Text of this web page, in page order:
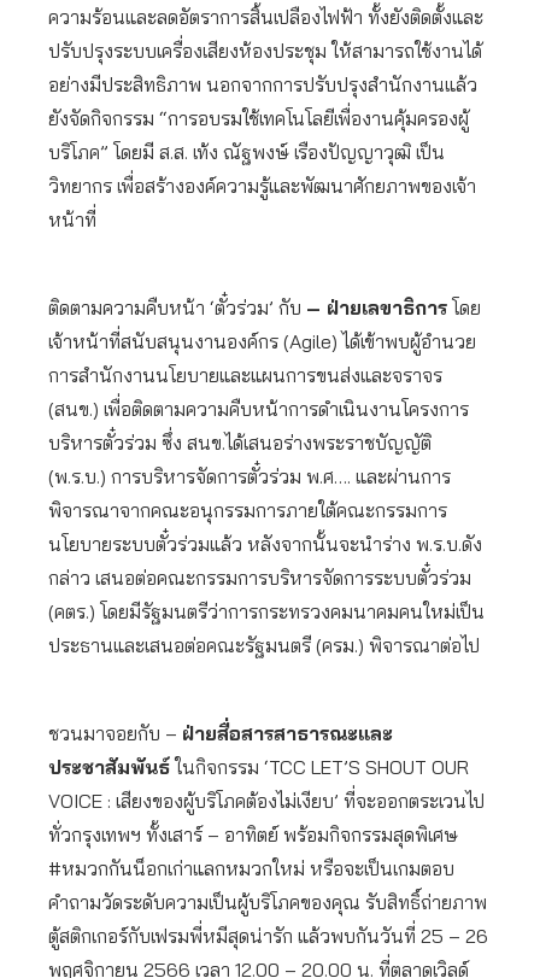
ความร้อนและลดอัตราการสิ้นเปลืองไฟฟ้า ทั้งยังติดตั้งและ
ปรับปรุงระบบเครื่องเสียงห้องประชุม ให้สามารถใช้งานได้
อย่างมีประสิทธิภาพ นอกจากการปรับปรุงสำนักงานแล้ว
ยังจัดกิจกรรม “การอบรมใช้เทคโนโลยีเพื่องานคุ้มครองผู้
บริโภค” โดยมี ส.ส. เท้ง ณัฐพงษ์ เรืองปัญญาวุฒิ เป็น
วิทยากร เพื่อสร้างองค์ความรู้และพัฒนาศักยภาพของเจ้า
หน้าที่
ติดตามความคืบหน้า ‘ตั๋วร่วม’ กับ – ฝ่ายเลขาธิการ โดย
เจ้าหน้าที่สนับสนุนงานองค์กร (Agile) ได้เข้าพบผู้อำนวย
การสำนักงานนโยบายและแผนการขนส่งและจราจร
(สนข.) เพื่อติดตามความคืบหน้าการดำเนินงานโครงการ
บริหารตั๋วร่วม ซึ่ง สนข.ได้เสนอร่างพระราชบัญญัติ
(พ.ร.บ.) การบริหารจัดการตั๋วร่วม พ.ศ…. และผ่านการ
พิจารณาจากคณะอนุกรรมการภายใต้คณะกรรมการ
นโยบายระบบตั๋วร่วมแล้ว หลังจากนั้นจะนำร่าง พ.ร.บ.ดัง
กล่าว เสนอต่อคณะกรรมการบริหารจัดการระบบตั๋วร่วม
(คตร.) โดยมีรัฐมนตรีว่าการกระทรวงคมนาคมคนใหม่เป็น
ประธานและเสนอต่อคณะรัฐมนตรี (ครม.) พิจารณาต่อไป
ชวนมาจอยกับ – ฝ่ายสื่อสารสาธารณะและ
ประชาสัมพันธ์ในกิจกรรม ‘TCC LET’S SHOUT OUR
VOICE : เสียงของผู้บริโภคต้องไม่เงียบ’ ที่จะออกตระเวนไป
ทั่วกรุงเทพฯ ทั้งเสาร์ – อาทิตย์ พร้อมกิจกรรมสุดพิเศษ
#หมวกกันน็อกเก่าแลกหมวกใหม่ หรือจะเป็นเกมตอบ
คำถามวัดระดับความเป็นผู้บริโภคของคุณ รับสิทธิ์ถ่ายภาพ
ตู้สติกเกอร์กับเฟรมพี่หมีสุดน่ารัก แล้วพบกันวันที่ 25 – 26
พฤศจิกายน 2566 เวลา 12.00 – 20.00 น. ที่ตลาดเวิลด์